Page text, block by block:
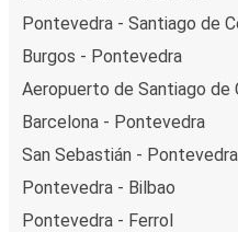
Pontevedra - Santiago de
Burgos - Pontevedra
Aeropuerto de Santiago
Barcelona - Pontevedra
San Sebastián - Pontevedra
Pontevedra - Bilbao
Pontevedra - Ferrol